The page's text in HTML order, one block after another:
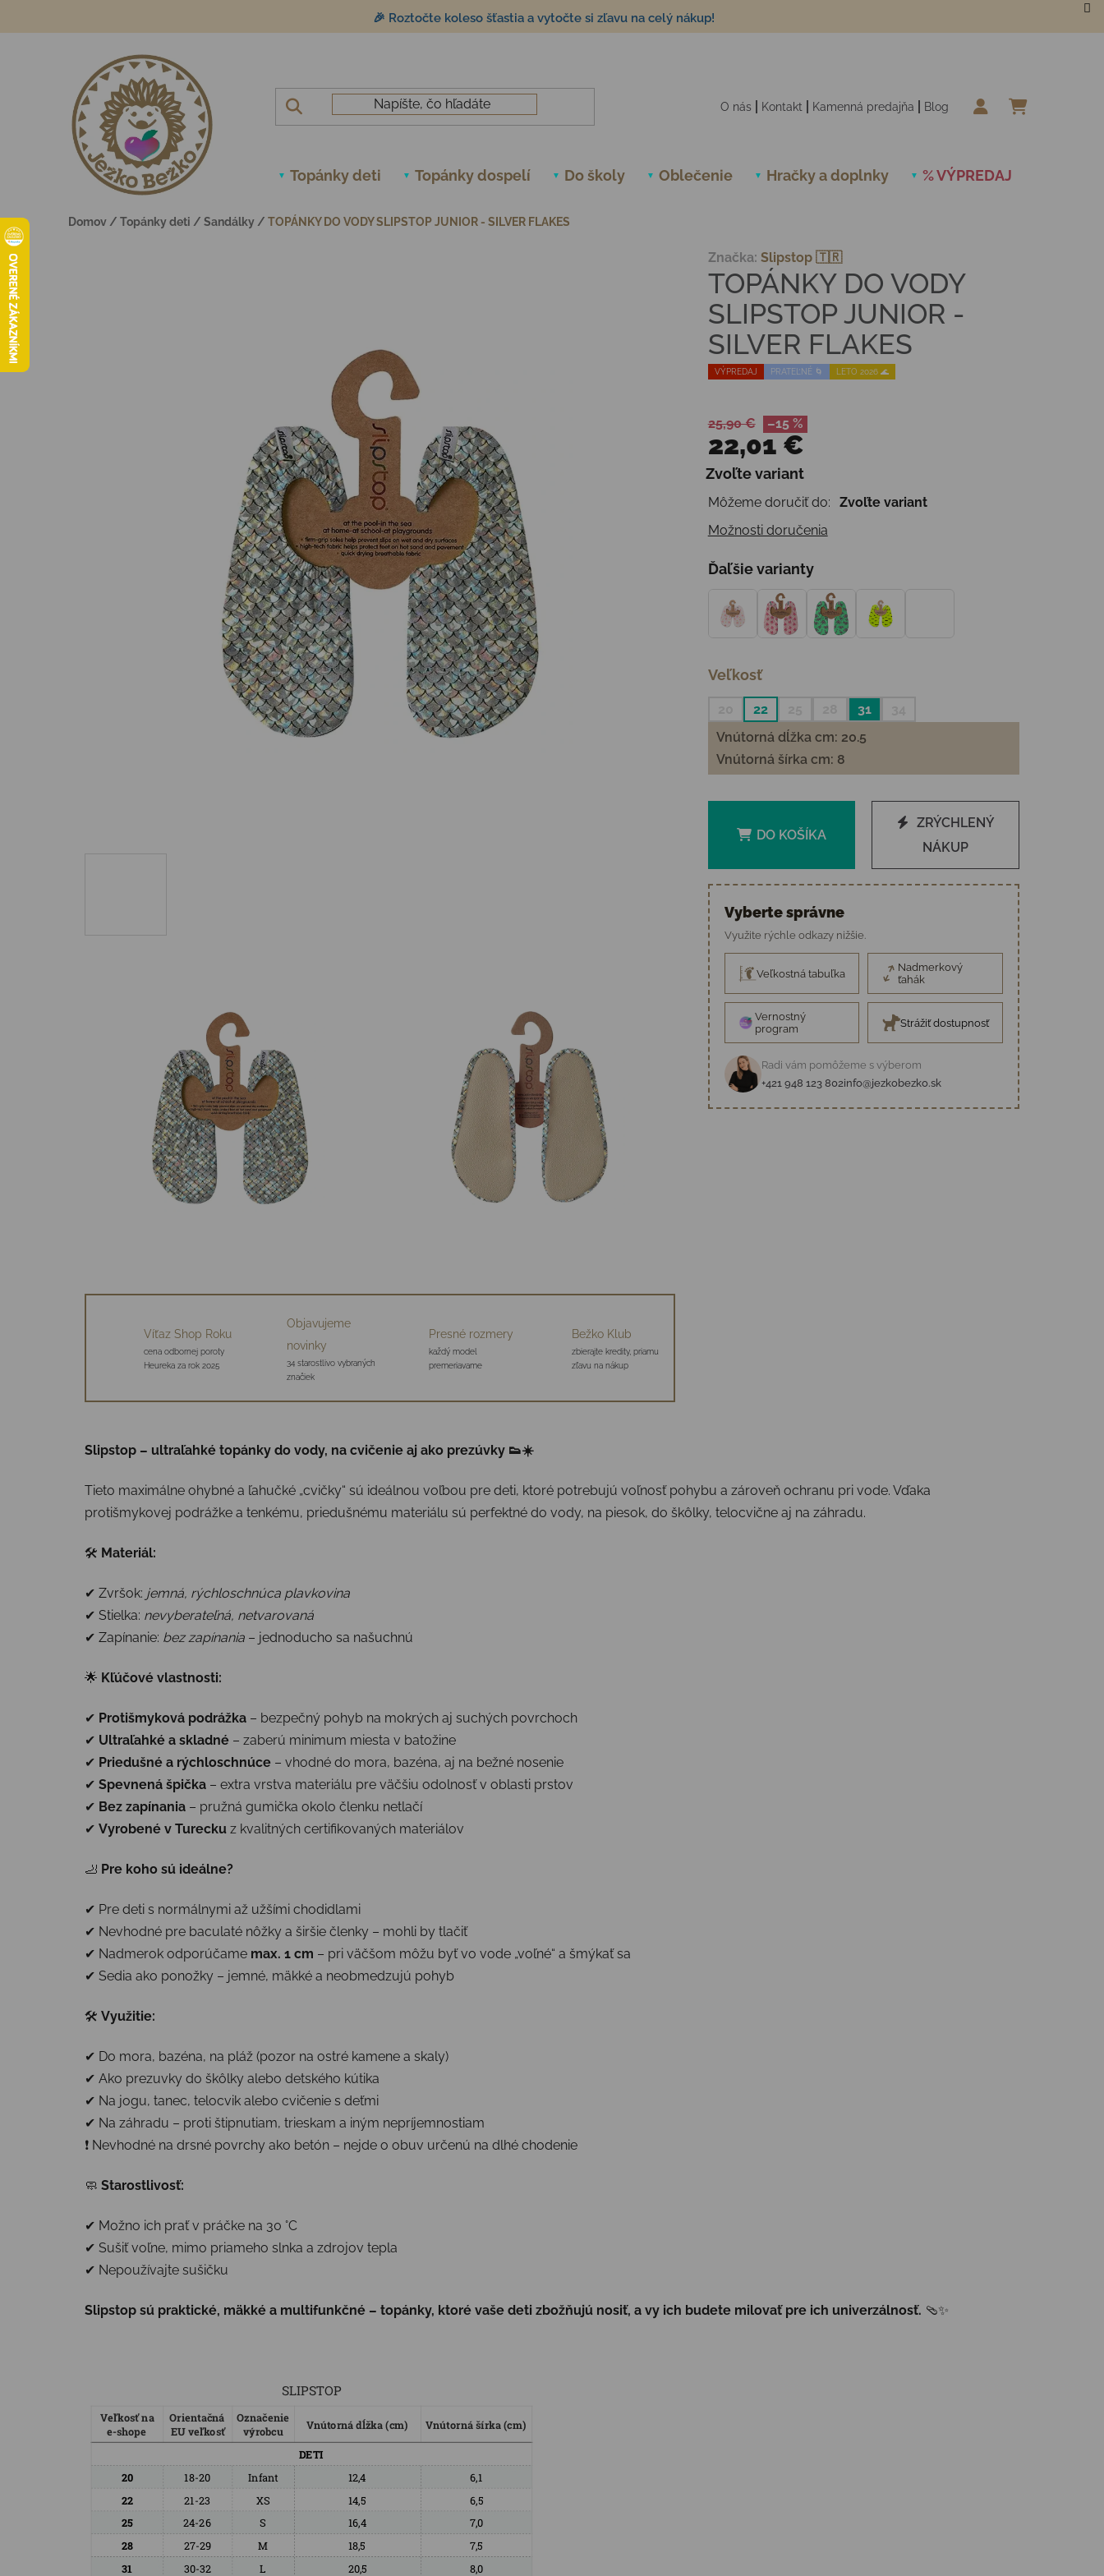
🎉 Roztočte koleso šťastia a vytočte si zľavu na celý nákup!
O nás Kontakt Kamenná predajňa Blog
Topánky deti Topánky dospelí Do školy Oblečenie Hračky a doplnky % VÝPREDAJ
Domov / Topánky deti / Sandálky / TOPÁNKY DO VODY SLIPSTOP JUNIOR - SILVER FLAKES
VÝPREDAJ PRATEĽNÉ 🌀 LETO 2026 🌊
TOPÁNKY DO VODY
SLIPSTOP JUNIOR -
SILVER FLAKES
Značka: Slipstop 🇹🇷
25,90 € –15 %
22,01 €
Jednotková cena:
Zvoľte variant
Môžeme doručiť do:
Zvoľte variant
Možnosti doručenia
Ďaľšie varianty
Veľkosť
22 31
Vnútorná dĺžka cm: 20.5
Vnútorná šírka cm: 8
DO KOŠÍKA
ZRÝCHLENÝ
NÁKUP
Vyberte správne
Využite rýchle odkazy nižšie.
Veľkostná tabuľka
Nadmerkový
ťahák
Vernostný
program
Strážiť dostupnosť
Radi vám pomôžeme s výberom
+421 948 123 802info@jezkobezko.sk
Víťaz Shop Roku
cena odbornej poroty
Heureka za rok 2025
Objavujeme
novinky
34 starostlivo vybraných
značiek
Presné rozmery
každý model
premeriavame
Bežko Klub
zbierajte kredity, priamu
zľavu na nákup
Slipstop – ultraľahké topánky do vody, na cvičenie aj ako prezúvky 👟☀️
Tieto maximálne ohybné a ľahučké „cvičky“ sú ideálnou voľbou pre deti, ktoré potrebujú voľnosť pohybu a zároveň ochranu pri vode. Vďaka
protišmykovej podrážke a tenkému, priedušnému materiálu sú perfektné do vody, na piesok, do škôlky, telocvične aj na záhradu.
🛠 Materiál:
✔ Zvršok: jemná, rýchloschnúca plavkovina
✔ Stielka: nevyberateľná, netvarovaná
✔ Zapínanie: bez zapínania – jednoducho sa našuchnú
🌟 Kľúčové vlastnosti:
✔ Protišmyková podrážka – bezpečný pohyb na mokrých aj suchých povrchoch
✔ Ultraľahké a skladné – zaberú minimum miesta v batožine
✔ Priedušné a rýchloschnúce – vhodné do mora, bazéna, aj na bežné nosenie
✔ Spevnená špička – extra vrstva materiálu pre väčšiu odolnosť v oblasti prstov
✔ Bez zapínania – pružná gumička okolo členku netlačí
✔ Vyrobené v Turecku z kvalitných certifikovaných materiálov
🦶 Pre koho sú ideálne?
✔ Pre deti s normálnymi až užšími chodidlami
✔ Nevhodné pre baculaté nôžky a širšie členky – mohli by tlačiť
✔ Nadmerok odporúčame max. 1 cm – pri väčšom môžu byť vo vode „voľné“ a šmýkať sa
✔ Sedia ako ponožky – jemné, mäkké a neobmedzujú pohyb
🛠 Využitie:
✔ Do mora, bazéna, na pláž (pozor na ostré kamene a skaly)
✔ Ako prezuvky do škôlky alebo detského kútika
✔ Na jogu, tanec, telocvik alebo cvičenie s deťmi
✔ Na záhradu – proti štipnutiam, trieskam a iným nepríjemnostiam
❗ Nevhodné na drsné povrchy ako betón – nejde o obuv určenú na dlhé chodenie
🧼 Starostlivosť:
✔ Možno ich prať v práčke na 30 °C
✔ Sušiť voľne, mimo priameho slnka a zdrojov tepla
✔ Nepoužívajte sušičku
Slipstop sú praktické, mäkké a multifunkčné – topánky, ktoré vaše deti zbožňujú nosiť, a vy ich budete milovať pre ich univerzálnosť. 🩴✨